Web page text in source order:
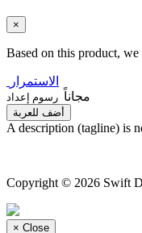
×
Based on this product, we
الاستمرار
مجاناً رسوم إعداد
أضف للعربة
A description (tagline) is
Copyright © 2026 Swift
× Close